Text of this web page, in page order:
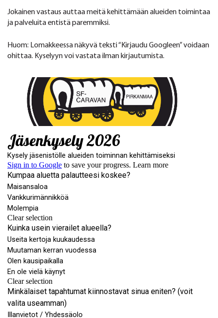
Jokainen vastaus auttaa meitä kehittämään alueiden toimintaa
ja palveluita entistä paremmiksi.
Huom: Lomakkeessa näkyvä teksti “Kirjaudu Googleen” voidaan
ohittaa. Kyselyyn voi vastata ilman kirjautumista.